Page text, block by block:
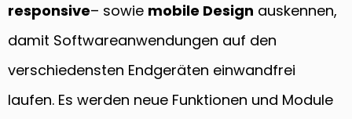
responsive– sowie mobile Design auskennen,
damit Softwareanwendungen auf den
verschiedensten Endgeräten einwandfrei
laufen. Es werden neue Funktionen und Module